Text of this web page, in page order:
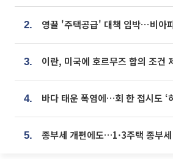
2.
3.
4. 바다 태운 폭염에…회 한 접시도 ‘
5.